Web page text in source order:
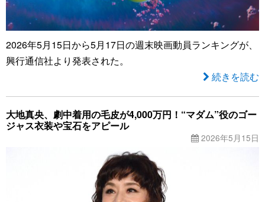
2026年5月15日から5月17日の週末映画動員ランキングが、
興行通信社より発表された。
続きを読む
大地真央、劇中着用の毛皮が4,000万円！“マダム”役のゴー
ジャス衣装や宝石をアピール
2026年5月15日